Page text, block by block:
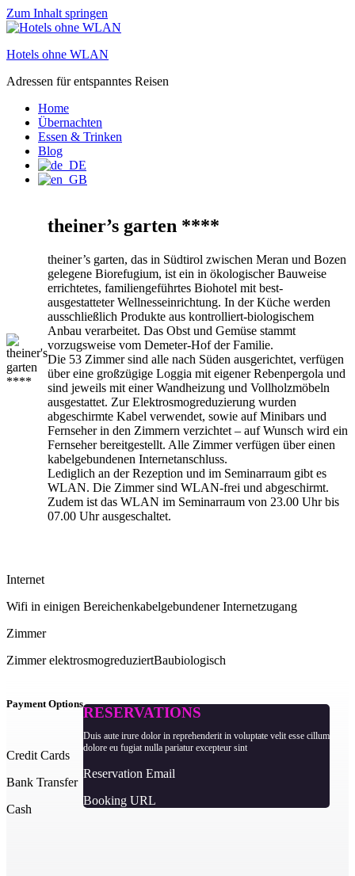
Zum Inhalt springen
Hotels ohne WLAN
Adressen für entspanntes Reisen
Home
Übernachten
Essen & Trinken
Blog
theiner’s garten ****
theiner’s garten, das in Südtirol zwischen Meran und Bozen
gelegene Biorefugium, ist ein in ökologischer Bauweise
errichtetes, familiengeführtes Biohotel mit best-
ausgestatteter Wellnesseinrichtung. In der Küche werden
ausschließlich Produkte aus kontrolliert-biologischem
Anbau verarbeitet. Das Obst und Gemüse stammt
vorzugsweise vom Demeter-Hof der Familie.
Die 53 Zimmer sind alle nach Süden ausgerichtet, verfügen
über eine großzügige Loggia mit eigener Rebenpergola und
sind jeweils mit einer Wandheizung und Vollholzmöbeln
ausgestattet. Zur Elektrosmogreduzierung wurden
abgeschirmte Kabel verwendet, sowie auf Minibars und
Fernseher in den Zimmern verzichtet – auf Wunsch wird ein
Fernseher bereitgestellt. Alle Zimmer verfügen über einen
kabelgebundenen Internetanschluss.
Lediglich an der Rezeption und im Seminarraum gibt es
WLAN. Die Zimmer sind WLAN-frei und abgeschirmt.
Zudem ist das WLAN im Seminarraum von 23.00 Uhr bis
07.00 Uhr ausgeschaltet.
Internet
Wifi in einigen Bereichenkabelgebundener Internetzugang
Zimmer
Zimmer elektrosmogreduziertBaubiologisch
Payment Options
Credit Cards
Bank Transfer
Cash
RESERVATIONS
Duis aute irure dolor in reprehenderit in voluptate velit esse cillum
dolore eu fugiat nulla pariatur excepteur sint
Reservation Email
Booking URL